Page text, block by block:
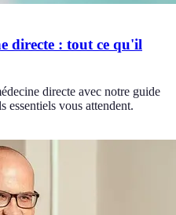
directe : tout ce qu'il
directe avec notre guide
essentiels vous attendent.